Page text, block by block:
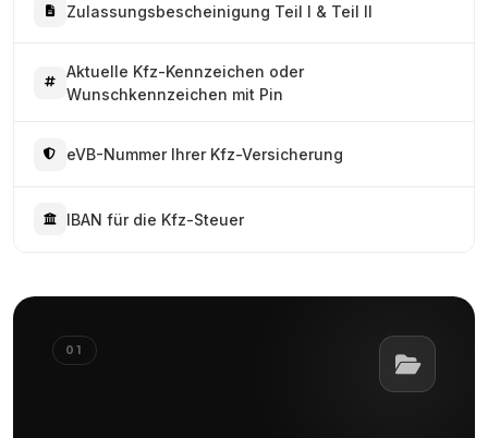
Zulassungsbescheinigung Teil I & Teil II
Aktuelle Kfz-Kennzeichen oder
Wunschkennzeichen mit Pin
eVB-Nummer Ihrer Kfz-Versicherung
IBAN für die Kfz-Steuer
01